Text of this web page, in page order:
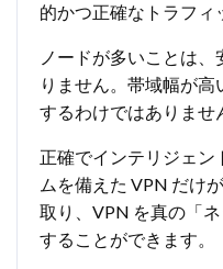
的かつ正確なトラフィ
ノードが多いことは
りません。帯域幅が
するわけではありませ
正確でインテリジェ
ムを備えた VPN だけ
取り、VPN を真の「
することができます。